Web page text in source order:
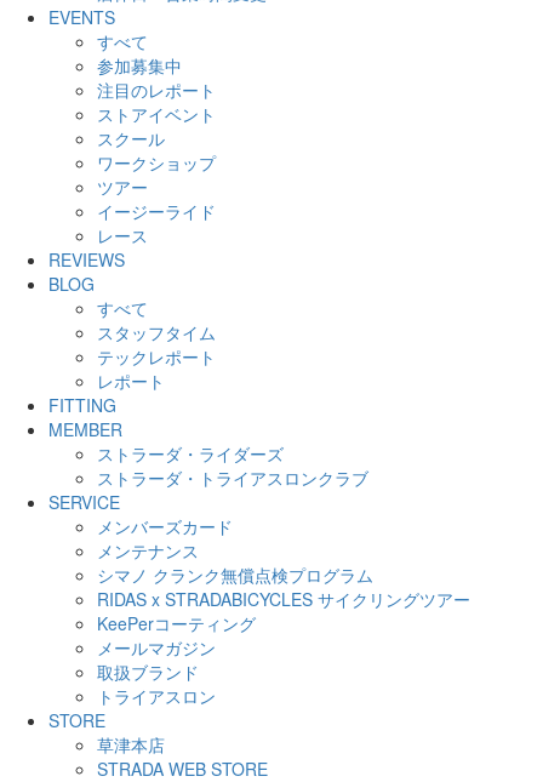
EVENTS
すべて
参加募集中
注目のレポート
ストアイベント
スクール
ワークショップ
ツアー
イージーライド
レース
REVIEWS
BLOG
すべて
スタッフタイム
テックレポート
レポート
FITTING
MEMBER
ストラーダ・ライダーズ
ストラーダ・トライアスロンクラブ
SERVICE
メンバーズカード
メンテナンス
シマノ クランク無償点検プログラム
RIDAS x STRADABICYCLES サイクリングツアー
KeePerコーティング
メールマガジン
取扱ブランド
トライアスロン
STORE
草津本店
STRADA WEB STORE